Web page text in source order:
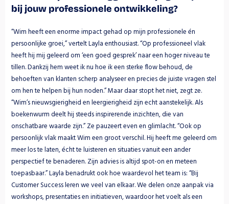
bij jouw professionele ontwikkeling?
“Wim heeft een enorme impact gehad op mijn professionele én
persoonlijke groei,” vertelt Layla enthousiast. “Op professioneel vlak
heeft hij mij geleerd om ‘een goed gesprek’ naar een hoger niveau te
tillen. Dankzij hem weet ik nu hoe ik een sterke flow behoud, de
behoeften van klanten scherp analyseer en precies de juiste vragen stel
om hen te helpen bij hun noden.” Maar daar stopt het niet, zegt ze.
“Wim’s nieuwsgierigheid en leergierigheid zijn echt aanstekelijk. Als
boekenwurm deelt hij steeds inspirerende inzichten, die van
onschatbare waarde zijn.” Ze pauzeert even en glimlacht. “Ook op
persoonlijk vlak maakt Wim een groot verschil. Hij heeft me geleerd om
meer los te laten, écht te luisteren en situaties vanuit een ander
perspectief te benaderen. Zijn advies is altijd spot-on en meteen
toepasbaar.” Layla benadrukt ook hoe waardevol het team is: “Bij
Customer Success leren we veel van elkaar. We delen onze aanpak via
workshops, presentaties en initiatieven, waardoor het voelt als een